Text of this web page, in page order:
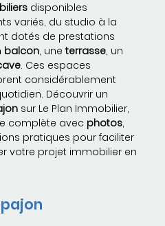
disponibles
variés, du studio à la
dotés de prestations
balcon, uneterrasse, un
. Ces espaces
considérablement
Découvrir un
sur Le Plan Immobilier,
complète avec photos,
pratiques pour faciliter
votre projet immobilier en